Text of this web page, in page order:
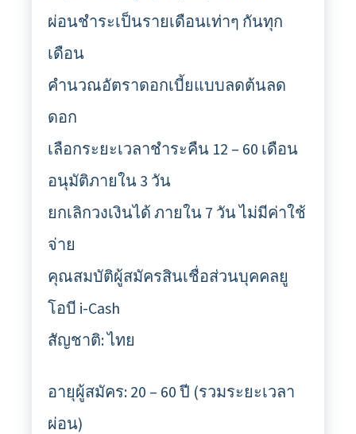
ผ่อนชำระเป็นรายเดือนเท่าๆ กันทุก
เดือน
คำนวณอัตราดอกเบี้ยแบบลดต้นลด
ดอก
เลือกระยะเวลาชำระคืน 12 – 60 เดือน
อนุมัติภายใน 3 วัน
ยกเลิกวงเงินได้ ภายใน 7 วัน ไม่มีค่าใช้
จ่าย
คุณสมบัติผู้สมัครสินเชื่อส่วนบุคคลยู
โอบี i-Cash
สัญชาติ: ไทย
อายุผู้สมัคร: 20 – 60 ปี (รวมระยะเวลา
ผ่อน)